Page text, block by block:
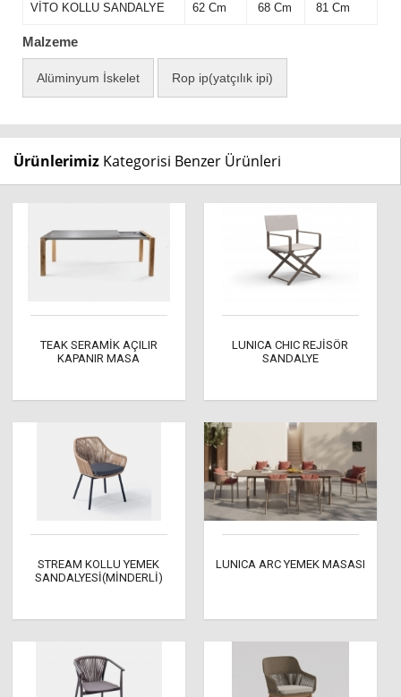
VİTO KOLLU SANDALYE 62 Cm 68 Cm 81 Cm
Malzeme
Alüminyum İskelet Rop ip(yatçılık ipi)
Ürünlerimiz Kategorisi Benzer Ürünleri
TEAK SERAMİK AÇILIR
KAPANIR MASA
LUNICA CHIC REJİSÖR
SANDALYE
STREAM KOLLU YEMEK
SANDALYESİ(MİNDERLİ)
LUNICA ARC YEMEK MASASI